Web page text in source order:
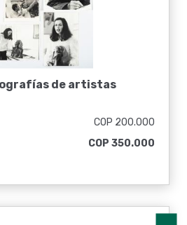
de artistas
COP 200.000
COP 350.000